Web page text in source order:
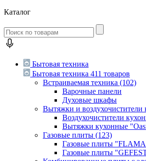
Каталог
Бытовая техника
Бытовая техника 411 товаров
Встраиваемая техника (102)
Варочные панели
Духовые шкафы
Вытяжки и воздухочистители
Воздухочистители
Вытяжки кухонные
Газовые плиты (123)
Газовые плиты
Газовые плиты